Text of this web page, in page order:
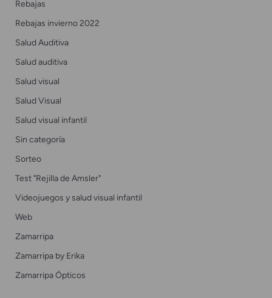
Rebajas
Rebajas invierno 2022
Salud Auditiva
Salud auditiva
Salud visual
Salud Visual
Salud visual infantil
Sin categoría
Sorteo
Test "Rejilla de Amsler"
Videojuegos y salud visual infantil
Web
Zamarripa
Zamarripa by Erika
Zamarripa Ópticos